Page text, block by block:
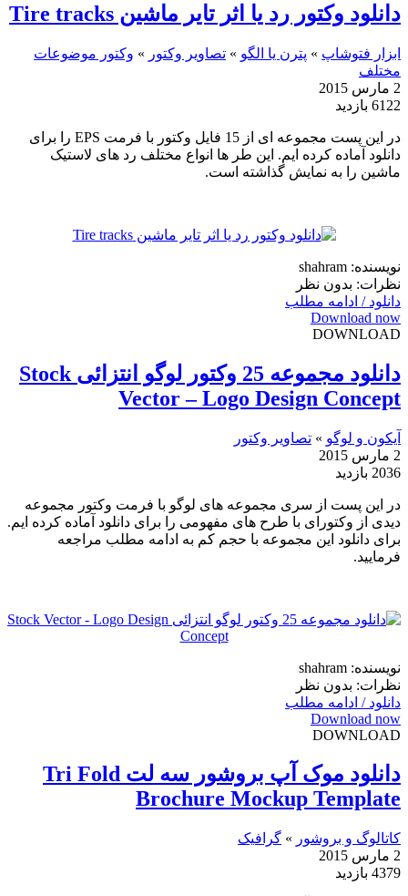
دانلود وکتور رد یا اثر تایر ماشین Tire tracks
ابزار فتوشاپ » پترن یا الگو » تصاویر وکتور » وکتور موضوعات
مختلف
2 مارس 2015
6122 بازدید
در این پست مجموعه ای از 15 فایل وکتور با فرمت EPS را برای
دانلود آماده کرده ایم. این طر ها انواع مختلف رد های لاستیک
ماشین را به نمایش گذاشته است.
نویسنده: shahram
نظرات: بدون نظر
دانلود / ادامه مطلب
Download now
DOWNLOAD
دانلود مجموعه 25 وکتور لوگو انتزائی Stock
Vector – Logo Design Concept
آیکون و لوگو » تصاویر وکتور
2 مارس 2015
2036 بازدید
در این پست از سری مجموعه های لوگو با فرمت وکتور مجموعه
دیدی از وکتورای با طرح های مفهومی را برای دانلود آماده کرده ایم.
برای دانلود این مجموعه با حجم کم به ادامه مطلب مراجعه
فرمایید.
نویسنده: shahram
نظرات: بدون نظر
دانلود / ادامه مطلب
Download now
DOWNLOAD
دانلود موک آپ بروشور سه لت Tri Fold
Brochure Mockup Template
کاتالوگ و بروشور » گرافیک
2 مارس 2015
4379 بازدید